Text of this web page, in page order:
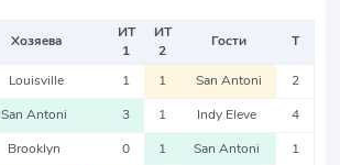
Хозяева
ИТ
1
ИТ
2
Гости Т
Louisville 1 1 San Antoni 2
San Antoni 3 1 Indy Eleve 4
Brooklyn 0 1 San Antoni 1